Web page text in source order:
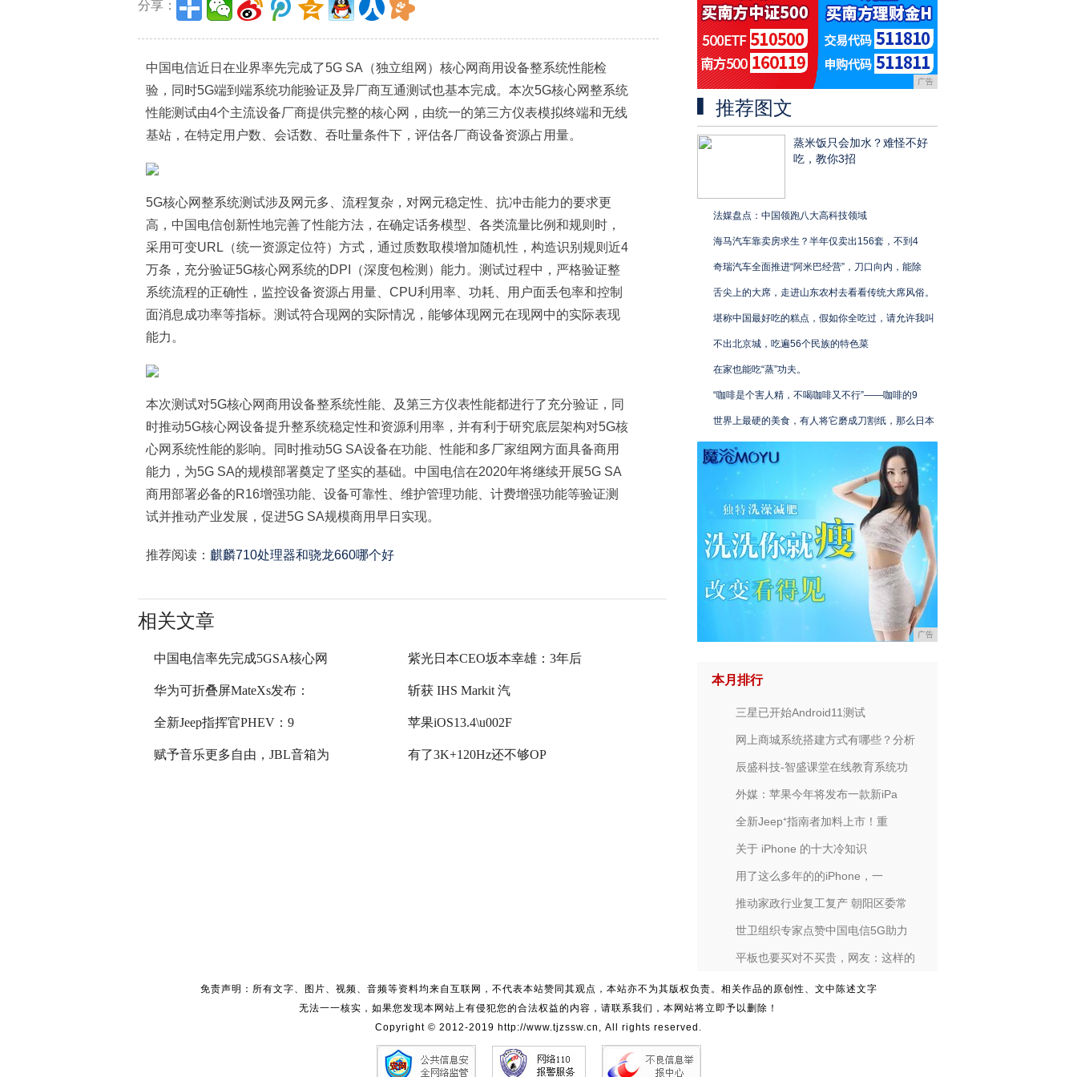
分享：
中国电信近日在业界率先完成了5G SA（独立组网）核心网商用设备整系统性能检
验，同时5G端到端系统功能验证及异厂商互通测试也基本完成。本次5G核心网整系统
性能测试由4个主流设备厂商提供完整的核心网，由统一的第三方仪表模拟终端和无线
基站，在特定用户数、会话数、吞吐量条件下，评估各厂商设备资源占用量。
5G核心网整系统测试涉及网元多、流程复杂，对网元稳定性、抗冲击能力的要求更
高，中国电信创新性地完善了性能方法，在确定话务模型、各类流量比例和规则时，
采用可变URL（统一资源定位符）方式，通过质数取模增加随机性，构造识别规则近4
万条，充分验证5G核心网系统的DPI（深度包检测）能力。测试过程中，严格验证整
系统流程的正确性，监控设备资源占用量、CPU利用率、功耗、用户面丢包率和控制
面消息成功率等指标。测试符合现网的实际情况，能够体现网元在现网中的实际表现
能力。
本次测试对5G核心网商用设备整系统性能、及第三方仪表性能都进行了充分验证，同
时推动5G核心网设备提升整系统稳定性和资源利用率，并有利于研究底层架构对5G核
心网系统性能的影响。同时推动5G SA设备在功能、性能和多厂家组网方面具备商用
能力，为5G SA的规模部署奠定了坚实的基础。中国电信在2020年将继续开展5G SA
商用部署必备的R16增强功能、设备可靠性、维护管理功能、计费增强功能等验证测
试并推动产业发展，促进5G SA规模商用早日实现。
推荐阅读： 麒麟710处理器和骁龙660哪个好
相关文章
中国电信率先完成5GSA核心网 紫光日本CEO坂本幸雄：3年后
华为可折叠屏MateXs发布： 斩获 IHS Markit 汽
全新Jeep指挥官PHEV：9 苹果iOS13.4\u002F
赋予音乐更多自由，JBL音箱为 有了3K+120Hz还不够OP
广告
推荐图文
蒸米饭只会加水？难怪不好
吃，教你3招
法媒盘点：中国领跑八大高科技领域
海马汽车靠卖房求生？半年仅卖出156套，不到4
奇瑞汽车全面推进“阿米巴经营”，刀口向内，能除
舌尖上的大席，走进山东农村去看看传统大席风俗。
堪称中国最好吃的糕点，假如你全吃过，请允许我叫
不出北京城，吃遍56个民族的特色菜
在家也能吃“蒸”功夫。
“咖啡是个害人精，不喝咖啡又不行”——咖啡的9
世界上最硬的美食，有人将它磨成刀割纸，那么日本
广告
本月排行
三星已开始Android11测试
网上商城系统搭建方式有哪些？分析
辰盛科技-智盛课堂在线教育系统功
外媒：苹果今年将发布一款新iPa
全新Jeep⁺指南者加料上市！重
关于 iPhone 的十大冷知识
用了这么多年的的iPhone，一
推动家政行业复工复产 朝阳区委常
世卫组织专家点赞中国电信5G助力
平板也要买对不买贵，网友：这样的
免责声明：所有文字、图片、视频、音频等资料均来自互联网，不代表本站赞同其观点，本站亦不为其版权负责。相关作品的原创性、文中陈述文字
无法一一核实，如果您发现本网站上有侵犯您的合法权益的内容，请联系我们，本网站将立即予以删除！
Copyright © 2012-2019 http://www.tjzssw.cn, All rights reserved.